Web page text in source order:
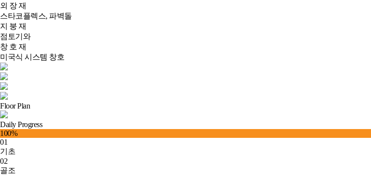
외 장 재
스타코플렉스, 파벽돌
지 붕 재
점토기와
창 호 재
미국식 시스템 창호
Floor Plan
Daily Progress
100%
01
기초
02
골조